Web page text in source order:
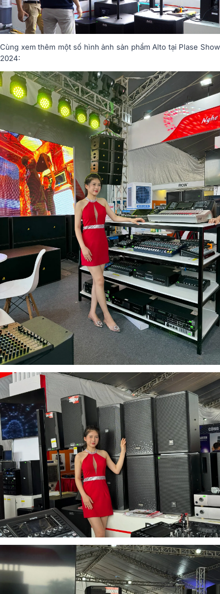
Cùng xem thêm một số hình ảnh sản phẩm Alto tại Plase Show
2024: